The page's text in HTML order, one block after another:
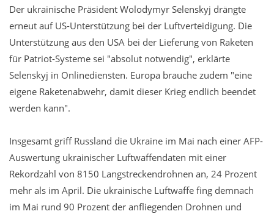
Der ukrainische Präsident Wolodymyr Selenskyj drängte
erneut auf US-Unterstützung bei der Luftverteidigung. Die
Unterstützung aus den USA bei der Lieferung von Raketen
für Patriot-Systeme sei "absolut notwendig", erklärte
Selenskyj in Onlinediensten. Europa brauche zudem "eine
eigene Raketenabwehr, damit dieser Krieg endlich beendet
werden kann".
Insgesamt griff Russland die Ukraine im Mai nach einer AFP-
Auswertung ukrainischer Luftwaffendaten mit einer
Rekordzahl von 8150 Langstreckendrohnen an, 24 Prozent
mehr als im April. Die ukrainische Luftwaffe fing demnach
im Mai rund 90 Prozent der anfliegenden Drohnen und